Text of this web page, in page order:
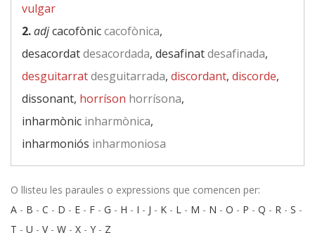
vulgar
2.adjcacofòniccacofònica,
desacordatdesacordada, desafinatdesafinada,
desguitarratdesguitarrada, discordant, discorde,
dissonant, horríson horrísona,
inharmònic inharmònica,
inharmoniós inharmoniosa
O llisteu les paraules o expressions que comencen per:
A - B - C - D - E - F - G - H - I - J - K - L - M - N - O - P - Q - R - S -
T - U - V- W - X - Y - Z